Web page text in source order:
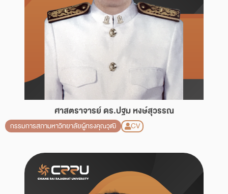
ศาสตราจารย์ ดร.ปฐม หงษ์สุวรรณ
กรรมการสภามหาวิทยาลัยผู้ทรงคุณวุฒิ CV